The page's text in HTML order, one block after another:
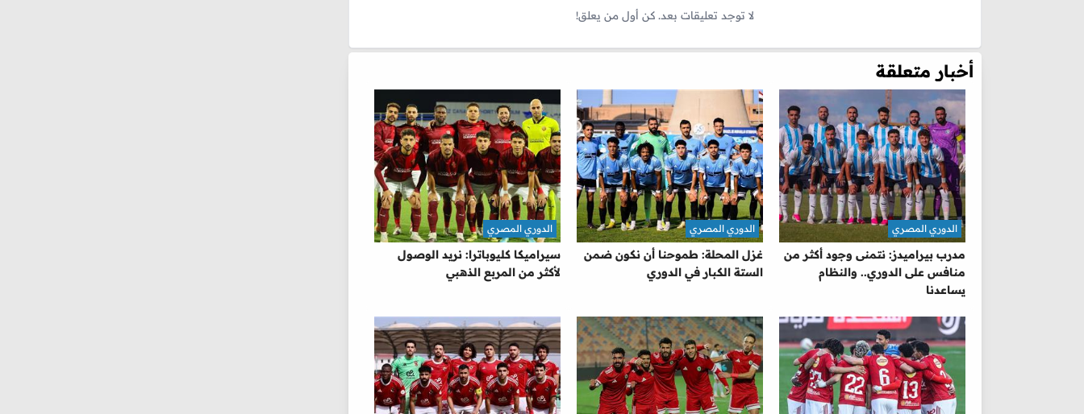
لا توجد تعليقات بعد. كن أول من يعلق!
أخبار متعلقة
مدرب بيراميدز: نتمنى وجود أكثر من
منافس على الدوري.. والنظام
يساعدنا
الدوري المصري
غزل المحلة: طموحنا أن نكون ضمن
الستة الكبار في الدوري
الدوري المصري
سيراميكا كليوباترا: نريد الوصول
لأكثر من المربع الذهبي
الدوري المصري